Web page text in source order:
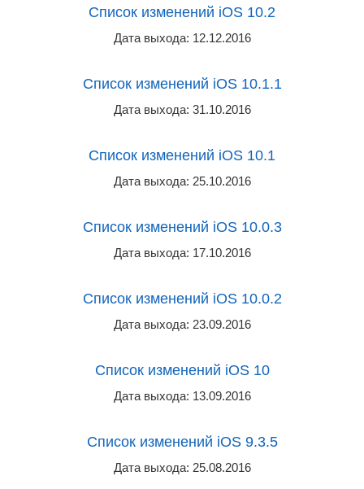
Список изменений iOS 10.2
Дата выхода: 12.12.2016
Список изменений iOS 10.1.1
Дата выхода: 31.10.2016
Список изменений iOS 10.1
Дата выхода: 25.10.2016
Список изменений iOS 10.0.3
Дата выхода: 17.10.2016
Список изменений iOS 10.0.2
Дата выхода: 23.09.2016
Список изменений iOS 10
Дата выхода: 13.09.2016
Список изменений iOS 9.3.5
Дата выхода: 25.08.2016